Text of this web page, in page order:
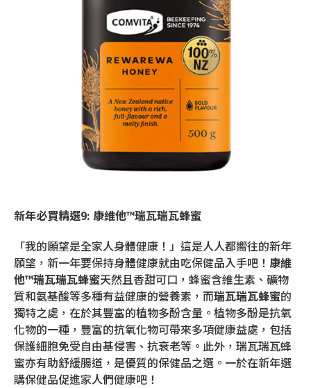
新年必買精選9: 康維他™瑞瓦瑞瓦蜂蜜
「我的願望是全家人身體健康！」這是人人都嚮往的新年
願望，新一年要保持身體健康就由吃保健品入手吧！ 康維
他™瑞瓦瑞瓦蜂蜜天然且香甜可口，蜂蜜含維生素、礦物
質和氨基酸等多種有益健康的營養素，而瑞瓦瑞瓦蜂蜜的
獨特之處，在於其豐富的植物多酚含量。植物多酚是抗氧
化物的一種，豐富的抗氧化物可帶來多項健康益處，包括
保護細胞免受自由基侵害、抗衰老等。此外，瑞瓦瑞瓦蜂
蜜亦有助舒緩腸道，是優質的保健品之選。一於在新年選
購保健品促進家人們健康吧！